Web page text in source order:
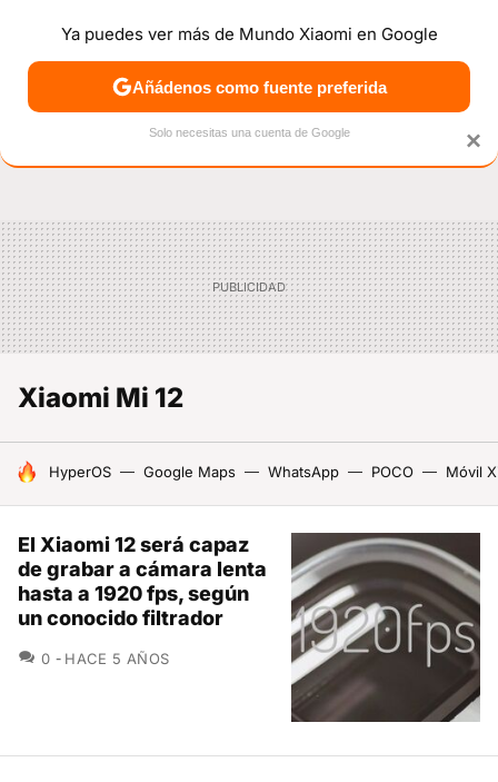
NOTICIAS MÓVILES TUTORIALES OFERTAS
Xiaomi Mi 12
HOY SE HABLA DE
HyperOS Google Maps WhatsApp POCO Móvil
El Xiaomi 12 será capaz
de grabar a cámara lenta
hasta a 1920 fps, según
un conocido filtrador
0 COMENTARIOS
HACE 5 AÑOS
×
Ya puedes ver más de Mundo Xiaomi en Google
Añádenos como fuente preferida
Solo necesitas una cuenta de Google